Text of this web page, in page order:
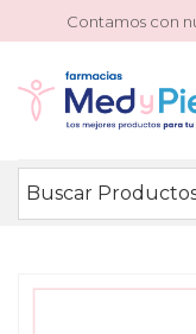
Contamos con